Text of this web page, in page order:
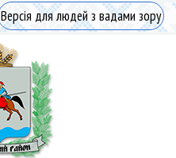
Версія для людей з вадами зору